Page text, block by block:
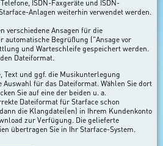
ISDN-Faxgeräte und ISDN-
Anlagen weiterhin verwendet werden.
verschiedene Ansagen für die
Begrüßung ("Ansage vor
und Warteschleife gespeichert werden.
Dateiformat.
Text und ggf. die Musikunterlegung
Auswahl für das Dateiformat. Wählen Sie dort
Sie auf eine der beiden u. a.
Dateiformat für Starface schon
die Klangdatei(en) in Ihrem Kundenkonto
zur Verfügung. Die gelieferte
übertragen Sie in Ihr Starface-System.